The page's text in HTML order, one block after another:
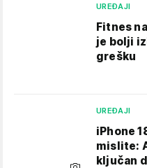
UREĐAJI
Fitnes
je bolji
grešku
UREĐAJI
iPhone
mislite:
ključan